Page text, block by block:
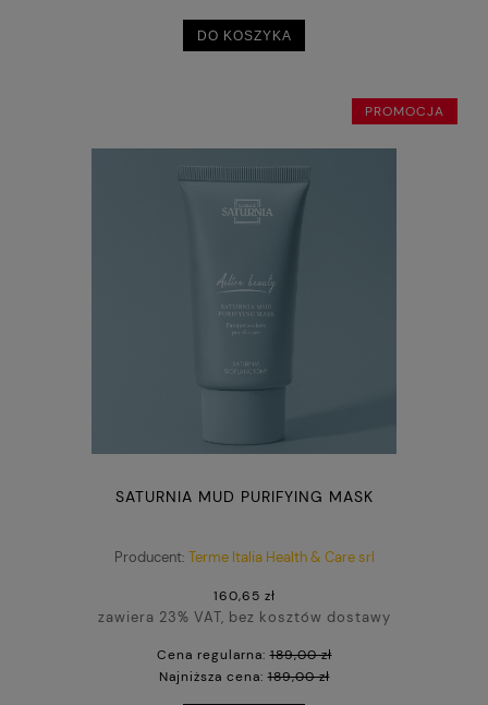
DO KOSZYKA
SATURNIA MUD PURIFYING MASK
Producent: Terme Italia Health & Care srl
160,65 zł
zawiera 23% VAT, bez kosztów dostawy
Cena regularna:189,00 zł
Najniższa cena:189,00 zł
PROMOCJA